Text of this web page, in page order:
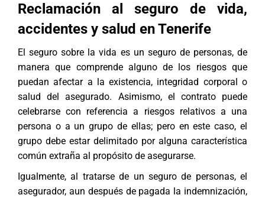
Reclamación al seguro de vida,
accidentes y salud en Tenerife
El seguro sobre la vida es un seguro de personas, de
manera que comprende alguno de los riesgos que
puedan afectar a la existencia, integridad corporal o
salud del asegurado. Asimismo, el contrato puede
celebrarse con referencia a riesgos relativos a una
persona o a un grupo de ellas; pero en este caso, el
grupo debe estar delimitado por alguna característica
común extraña al propósito de asegurarse.
Igualmente, al tratarse de un seguro de personas, el
asegurador, aun después de pagada la indemnización,